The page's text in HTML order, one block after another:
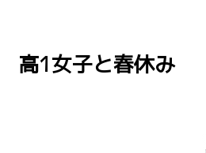
高1女子と春休み